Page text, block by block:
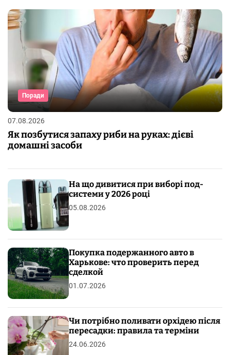
Поради
07.08.2026
Як позбутися запаху риби на руках: дієві
домашні засоби
На що дивитися при виборі под-
системи у 2026 році
05.08.2026
Покупка подержанного авто в
Харькове: что проверить перед
сделкой
01.07.2026
Чи потрібно поливати орхідею після
пересадки: правила та терміни
24.06.2026